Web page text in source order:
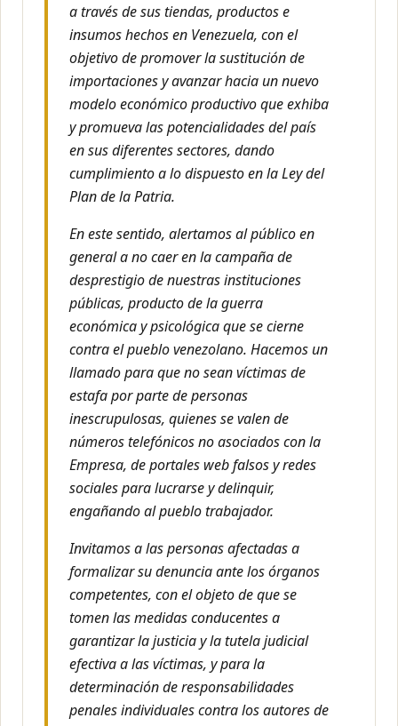
a través de sus tiendas, productos e
insumos hechos en Venezuela, con el
objetivo de promover la sustitución de
importaciones y avanzar hacia un nuevo
modelo económico productivo que exhiba
y promueva las potencialidades del país
en sus diferentes sectores, dando
cumplimiento a lo dispuesto en la Ley del
Plan de la Patria.
En este sentido, alertamos al público en
general a no caer en la campaña de
desprestigio de nuestras instituciones
públicas, producto de la guerra
económica y psicológica que se cierne
contra el pueblo venezolano. Hacemos un
llamado para que no sean víctimas de
estafa por parte de personas
inescrupulosas, quienes se valen de
números telefónicos no asociados con la
Empresa, de portales web falsos y redes
sociales para lucrarse y delinquir,
engañando al pueblo trabajador.
Invitamos a las personas afectadas a
formalizar su denuncia ante los órganos
competentes, con el objeto de que se
tomen las medidas conducentes a
garantizar la justicia y la tutela judicial
efectiva a las víctimas, y para la
determinación de responsabilidades
penales individuales contra los autores de